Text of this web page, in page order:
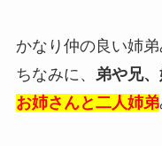
かなり仲の良い姉
ちなみに、 弟や兄
お姉さんと二人姉弟